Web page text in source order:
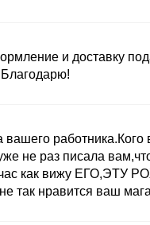
и доставку
не раз писала
как вижу
так нравится ваш